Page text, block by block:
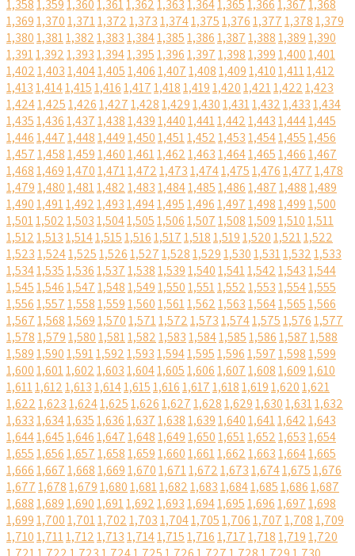
1,3581,3591,3601,3611,3621,3631,3641,3651,3661,3671,368
1,3691,3701,3711,3721,3731,3741,3751,3761,3771,3781,379
1,3801,3811,3821,3831,3841,3851,3861,3871,3881,3891,390
1,3911,3921,3931,3941,3951,3961,3971,3981,3991,4001,401
1,4021,4031,4041,4051,4061,4071,4081,4091,4101,4111,412
1,4131,4141,4151,4161,4171,4181,4191,4201,4211,4221,423
1,4241,4251,4261,4271,4281,4291,4301,4311,4321,4331,434
1,4351,4361,4371,4381,4391,4401,4411,4421,4431,4441,445
1,4461,4471,4481,4491,4501,4511,4521,4531,4541,4551,456
1,4571,4581,4591,4601,4611,4621,4631,4641,4651,4661,467
1,4681,4691,4701,4711,4721,4731,4741,4751,4761,4771,478
1,4791,4801,4811,4821,4831,4841,4851,4861,4871,4881,489
1,4901,4911,4921,4931,4941,4951,4961,4971,4981,4991,500
1,5011,5021,5031,5041,5051,5061,5071,5081,5091,5101,511
1,5121,5131,5141,5151,5161,5171,5181,5191,5201,5211,522
1,5231,5241,5251,5261,5271,5281,5291,5301,5311,5321,533
1,5341,5351,5361,5371,5381,5391,5401,5411,5421,5431,544
1,5451,5461,5471,5481,5491,5501,5511,5521,5531,5541,555
1,5561,5571,5581,5591,5601,5611,5621,5631,5641,5651,566
1,5671,5681,5691,5701,5711,5721,5731,5741,5751,5761,577
1,5781,5791,5801,5811,5821,5831,5841,5851,5861,5871,588
1,5891,5901,5911,5921,5931,5941,5951,5961,5971,5981,599
1,6001,6011,6021,6031,6041,6051,6061,6071,6081,6091,610
1,6111,6121,6131,6141,6151,6161,6171,6181,6191,6201,621
1,6221,6231,6241,6251,6261,6271,6281,6291,6301,6311,632
1,6331,6341,6351,6361,6371,6381,6391,6401,6411,6421,643
1,6441,6451,6461,6471,6481,6491,6501,6511,6521,6531,654
1,6551,6561,6571,6581,6591,6601,6611,6621,6631,6641,665
1,6661,6671,6681,6691,6701,6711,6721,6731,6741,6751,676
1,6771,6781,6791,6801,6811,6821,6831,6841,6851,6861,687
1,6881,6891,6901,6911,6921,6931,6941,6951,6961,6971,698
1,6991,7001,7011,7021,7031,7041,7051,7061,7071,7081,709
1,7101,7111,7121,7131,7141,7151,7161,7171,7181,7191,720